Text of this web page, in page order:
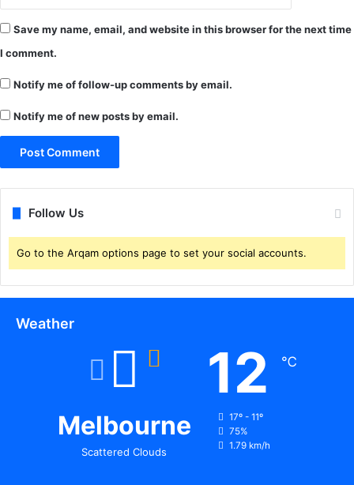
Save my name, email, and website in this browser for the next time
I comment.
Notify me of follow-up comments by email.
Notify me of new posts by email.
Follow Us
Go to the Arqam options page to set your social accounts.
Weather
Melbourne
Scattered Clouds
12 ℃
17º - 11º
75%
1.79 km/h